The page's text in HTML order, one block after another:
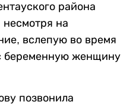
района
на
вслепую во время
беременную женщину
позвонила